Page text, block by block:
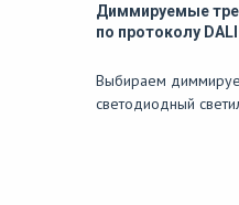
Диммируемые
по протоколу DALI
Выбираем
светодиодный